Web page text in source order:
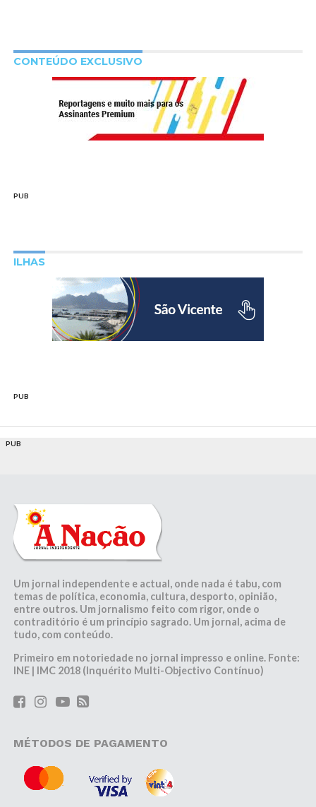
CONTEÚDO EXCLUSIVO
PUB
ILHAS
PUB
PUB
Um jornal independente e actual, onde nada é tabu, com
temas de política, economia, cultura, desporto, opinião,
entre outros. Um jornalismo feito com rigor, onde o
contraditório é um princípio sagrado. Um jornal, acima de
tudo, com conteúdo.
Primeiro em notoriedade no jornal impresso e online. Fonte:
INE | IMC 2018 (Inquérito Multi-Objectivo Contínuo)
MÉTODOS DE PAGAMENTO